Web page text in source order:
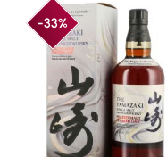
-33%